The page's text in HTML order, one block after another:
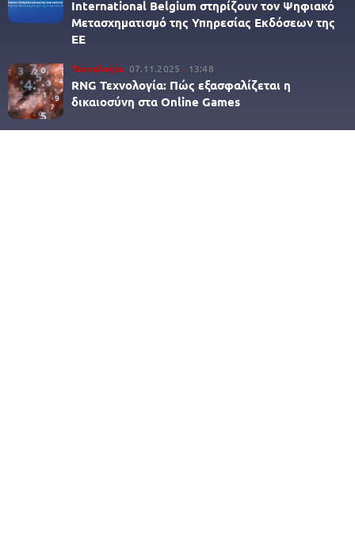
International Belgium στηρίζουν τον Ψηφιακό
Μετασχηματισμό της Υπηρεσίας Εκδόσεων της
ΕΕ
Τεχνολογία 07.11.2025 13:48
RNG Τεχνολογία: Πώς εξασφαλίζεται η
δικαιοσύνη στα Online Games